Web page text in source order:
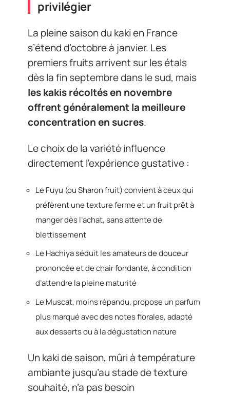
privilégier
La pleine saison du kaki en France
s’étend d’octobre à janvier. Les
premiers fruits arrivent sur les étals
dès la fin septembre dans le sud, mais
les kakis récoltés en novembre
offrent généralement la meilleure
concentration en sucres.
Le choix de la variété influence
directement l’expérience gustative :
Le Fuyu (ou Sharon fruit) convient à ceux qui
préfèrent une texture ferme et un fruit prêt à
manger dès l’achat, sans attente de
blettissement
Le Hachiya séduit les amateurs de douceur
prononcée et de chair fondante, à condition
d’attendre la pleine maturité
Le Muscat, moins répandu, propose un parfum
plus marqué avec des notes florales, adapté
aux desserts ou à la dégustation nature
Un kaki de saison, mûri à température
ambiante jusqu’au stade de texture
souhaité, n’a pas besoin